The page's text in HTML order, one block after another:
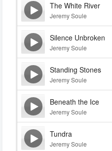
The White River
Jeremy Soule
Silence Unbroken
Jeremy Soule
Standing Stones
Jeremy Soule
Beneath the Ice
Jeremy Soule
Tundra
Jeremy Soule